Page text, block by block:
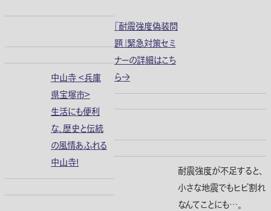
中山寺 ＜兵庫
県宝塚市＞
生活にも便利
な、歴史と伝統
の風情あふれる
中山寺！
「耐震強度偽装問
題」緊急対策セミ
ナーの詳細はこち
ら→
耐震強度が不足すると、
小さな地震でもヒビ割れ
なんてことにも…。